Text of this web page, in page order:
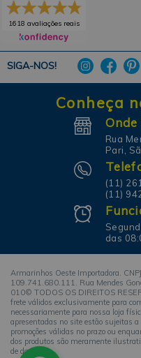
SIGA-NOS!
1618 avaliações reais
Conheça
Onde
Rua
Pari,
(11)
(11)
das
Armarinhos Oeste Importadora.
109.741.680.111. Rua Mendes
010© TODOS OS DIREITOS
frete válidos exclusivamente para
necessariamente para nossa loja
apresentadas no site estão sujeitas
promoções válidas no prazo ou
dos produtos são meramente
de dados.